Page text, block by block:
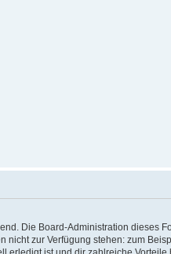
Die Board-Administration dieses
nicht zur Verfügung stehen: zum